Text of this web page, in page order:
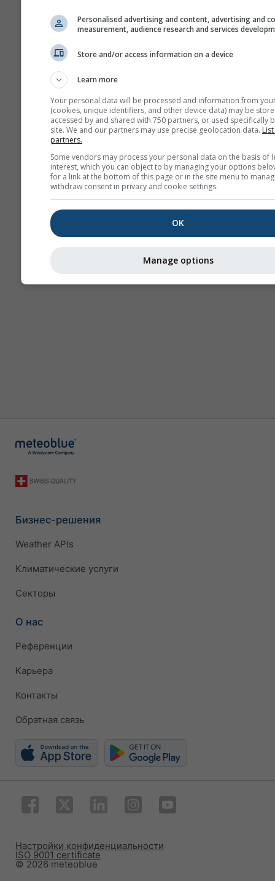
Сезонный
Бизнес-решения
Weather APIs
Климатические услуги
Секторы
О нас
Референции
Карьера
Контакты
Обратная связь
© 2026 meteoblue
ISO 9001 certificate
Настройки конфиденциальности
Personalised advertising and content, advertising and
measurement, audience research and services
Store and/or access information on a device
Learn more
Your personal data will be processed and information from
(cookies, unique identifiers, and other device data) may be
accessed by and shared with 750 partners, or used specifically
site. We and our partners may use precise geolocation data.
partners.
Some vendors may process your personal data on the basis of
interest, which you can object to by managing your options
for a link at the bottom of this page or in the site menu to
withdraw consent in privacy and cookie settings.
OK
Manage options